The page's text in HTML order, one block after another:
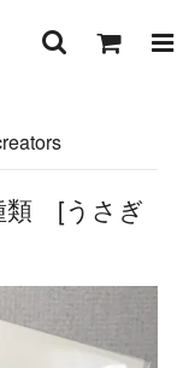
[うさぎ